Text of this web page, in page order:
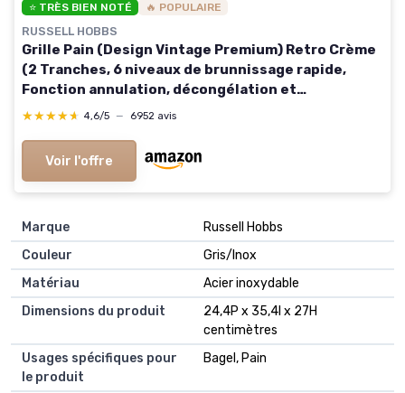
⭐ TRÈS BIEN NOTÉ 🔥 POPULAIRE
RUSSELL HOBBS
Grille Pain (Design Vintage Premium) Retro Crème
(2 Tranches, 6 niveaux de brunnissage rapide,
Fonction annulation, décongélation et
réchauffage Viennoiserie, 1300W) Toaster 21682-
★★★★★
★★★★★ 4,6/5 — 6952 avis
Voir l'offre
Marque
Russell Hobbs
Couleur
Gris/Inox
Matériau
Acier inoxydable
Dimensions du produit
24,4P x 35,4l x 27H
centimètres
Usages spécifiques pour
le produit
Bagel, Pain